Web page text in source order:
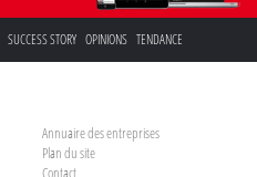
SUCCESS STORY OPINIONS TENDANCE
Annuaire des entreprises
Plan du site
Contact